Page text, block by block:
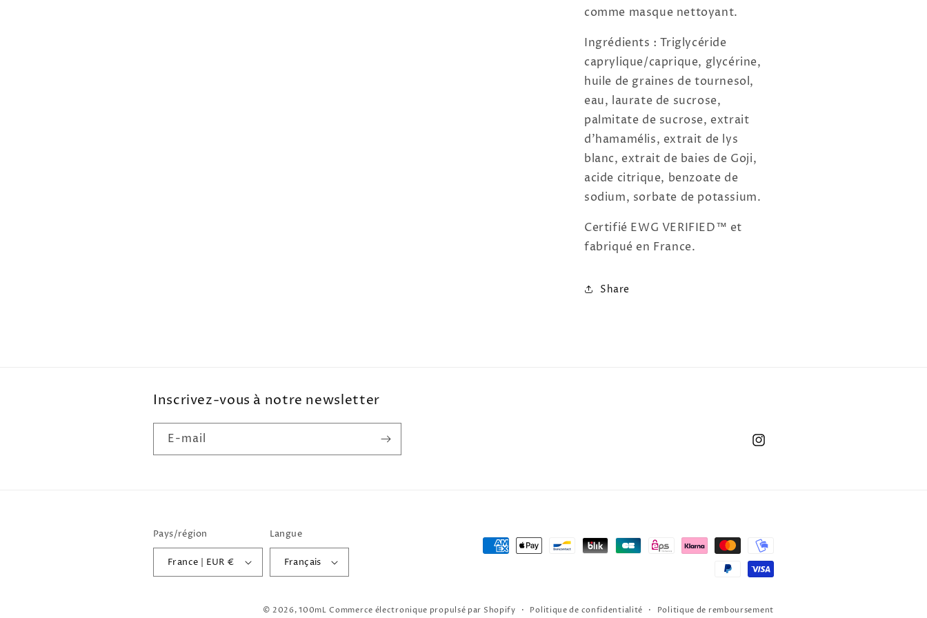
comme masque nettoyant.
Ingrédients : Triglycéride
caprylique/caprique, glycérine,
huile de graines de tournesol,
eau, laurate de sucrose,
palmitate de sucrose, extrait
d'hamamélis, extrait de lys
blanc, extrait de baies de Goji,
acide citrique, benzoate de
sodium, sorbate de potassium.
Certifié EWG VERIFIED™ et
fabriqué en France.
Share
Inscrivez-vous à notre newsletter
E-mail
Instagram
Pays/région
France | EUR €
Langue
Français
Moyens
© 2026,100mL Commerce électronique propulsé par Shopify Politique de confidentialité Politique de remboursement